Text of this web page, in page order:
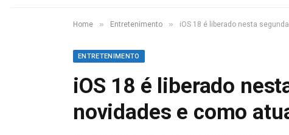
Home » Entretenimento » iOS 18 é liberado nesta
ENTRETENIMENTO
iOS 18 é liberado
novidades e como